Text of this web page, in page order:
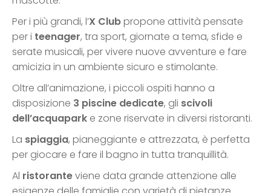
Per i più grandi, l’X Clubpropone attività pensate
per i teenager, tra sport, giornate a tema, sfide e
serate musicali, per vivere nuove avventure e fare
amicizia in un ambiente sicuro e stimolante.
Oltre all’animazione, i piccoli ospiti hanno a
disposizione 3 piscine dedicate, gli scivoli
dell’acquapark e zone riservate in diversi ristoranti.
La spiaggia, pianeggiante e attrezzata, è perfetta
per giocare e fare il bagno in tutta tranquillità.
Al ristoranteviene data grande attenzione alle